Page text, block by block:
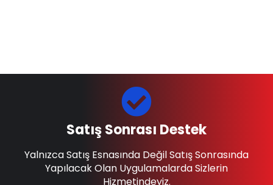
Satış Sonrası Destek
Yalnızca Satış Esnasında Değil Satış Sonrasında
Yapılacak Olan Uygulamalarda Sizlerin
Hizmetindeyiz.